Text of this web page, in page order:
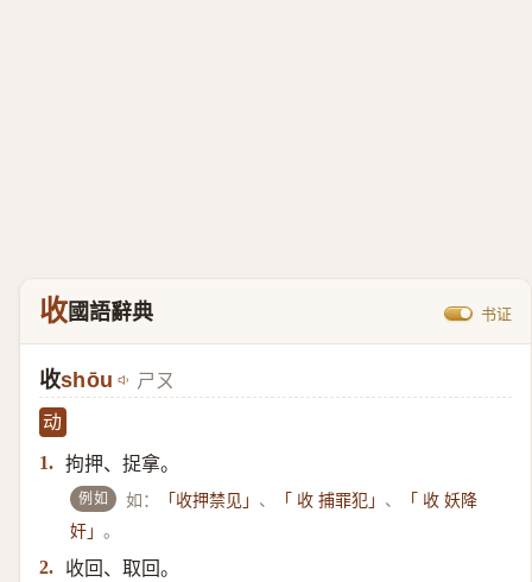
收國語辭典 书证
收shōu ㄕㄡ
动
1. 拘押、捉拿。
例如 如： 「收押禁见」 、 「 收 捕罪犯」 、
「 收 妖降
奸」 。
2. 收回、取回。